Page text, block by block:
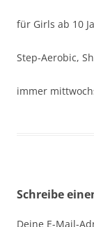
für Girls ab 10
Step-Aerobic,
immer
Schreibe
Deine E-Mail-